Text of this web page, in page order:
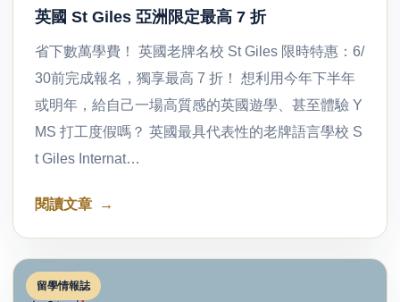
英國 St Giles 亞洲限定最高 7 折
省下數萬學費！ 英國老牌名校 St Giles 限時特惠：6/
30前完成報名，獨享最高 7 折！ 想利用今年下半年
或明年，給自己一場高質感的英國遊學、甚至體驗 Y
MS 打工度假嗎？ 英國最具代表性的老牌語言學校 S
t Giles Internat…
閱讀文章
留學情報誌